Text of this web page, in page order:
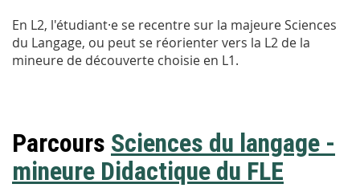
En L2, l'étudiant·e se recentre sur la majeure Sciences
du Langage, ou peut se réorienter vers la L2 de la
mineure de découverte choisie en L1.
Parcours Sciences du langage -
mineure Didactique du FLE